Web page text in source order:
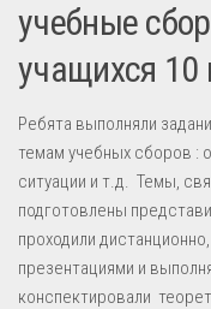
учебные
учащихся
Ребята выполняли
темам учебных сборов :
ситуации и т.д. Темы,
подготовлены
проходили
презентациями и
конспектировали